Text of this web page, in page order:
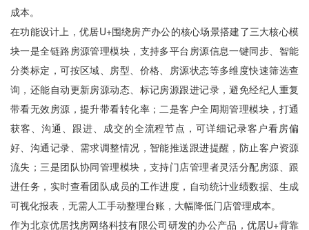
成本。
在功能设计上，优居U+围绕房产办公的核心场景搭建了三大核心模
块一是全链路房源管理模块，支持多平台房源信息一键同步、智能
分类标定，可按区域、房型、价格、房源状态等多维度快速筛选查
询，还能自动更新房源动态、标记房源跟进记录，避免经纪人重复
带看无效房源，提升带看转化率；二是客户全周期管理模块，打通
获客、沟通、跟进、成交的全流程节点，可详细记录客户看房偏
好、沟通记录、需求调整情况，智能推送跟进提醒，防止客户资源
流失；三是团队协同管理模块，支持门店管理者灵活分配房源、跟
进任务，实时查看团队成员的工作进度，自动统计业绩数据、生成
可视化报表，无需人工手动整理台账，大幅降低门店管理成本。
作为北京优居找房网络科技有限公司研发的办公产品，优居U+背靠